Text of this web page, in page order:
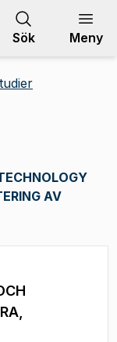
Sök Meny
AV